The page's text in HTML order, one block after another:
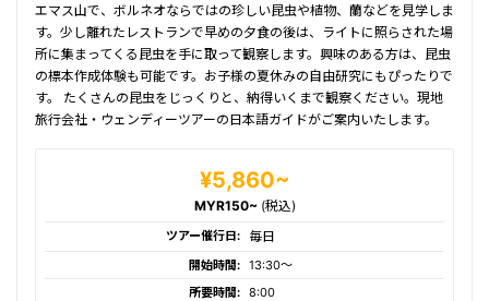
エマス山で、ボルネオならではの珍しい昆虫や植物、蘭などを見学しま
す。少し離れたレストランで早めの夕食の後は、ライトに照らされた場
所に集まってくる昆虫を手に取って観察します。興味のある方は、昆虫
の標本作成体験も可能です。お子様の夏休みの自由研究にもぴったりで
す。 たくさんの昆虫をじっくりと、納得いくまで観察ください。現地
旅行会社・ウェンディーツアーの日本語ガイドがご案内いたします。
¥5,860~
MYR150~ (税込)
ツアー催行日: 毎日
開始時間: 13:30〜
所要時間: 8:00